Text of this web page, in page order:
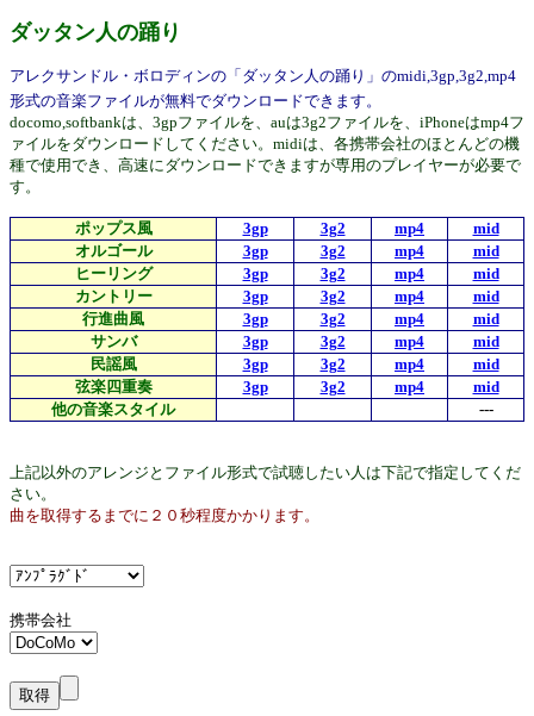
ダッタン人の踊り
アレクサンドル・ボロディンの「ダッタン人の踊り」のmidi,3gp,3g2,mp4
形式の音楽ファイルが無料でダウンロードできます。
docomo,softbankは、3gpファイルを、auは3g2ファイルを、iPhoneはmp4フ
ァイルをダウンロードしてください。midiは、各携帯会社のほとんどの機
種で使用でき、高速にダウンロードできますが専用のプレイヤーが必要で
す。
ポップス風 3gp 3g2 mp4
mid
オルゴール
3gp 3g2 mp4
mid
ヒーリング
3gp 3g2 mp4
mid
カントリー
3gp 3g2 mp4
mid
行進曲風
3gp 3g2 mp4
mid
サンバ
3gp 3g2 mp4
mid
民謡風
3gp 3g2 mp4
mid
弦楽四重奏
3gp 3g2 mp4
mid
他の音楽スタイル
---
上記以外のアレンジとファイル形式で試聴したい人は下記で指定してくだ
さい。
曲を取得するまでに２０秒程度かかります。
携帯会社